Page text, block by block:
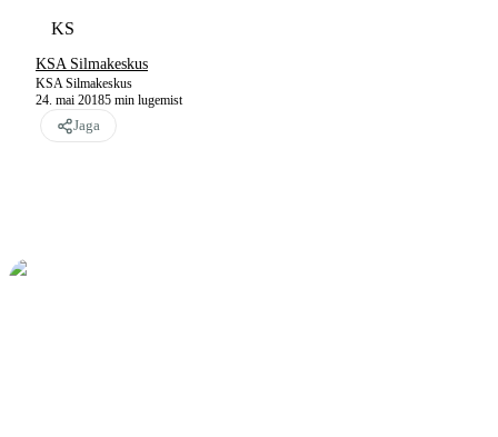
KS
KSA Silmakeskus
KSA Silmakeskus
24. mai 20185 min lugemist
Jaga